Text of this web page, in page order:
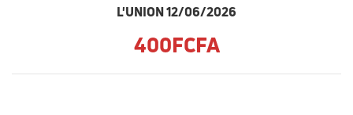
L'UNION 12/06/2026
400FCFA